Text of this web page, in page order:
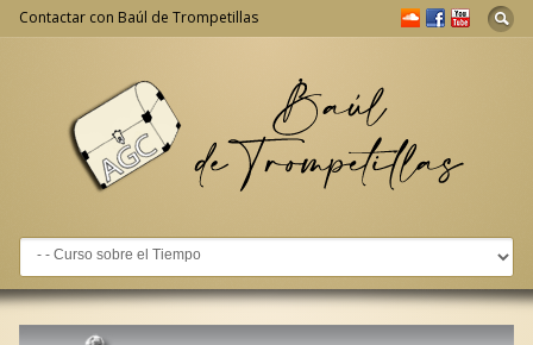
Go to:
Contactar con Baúl de Trompetillas